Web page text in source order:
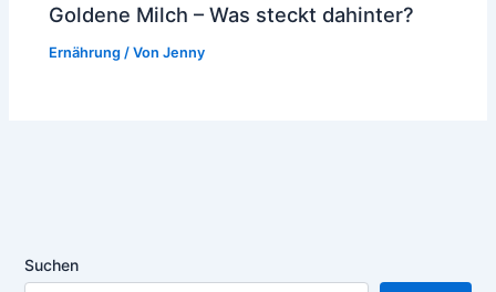
Goldene Milch – Was steckt dahinter?
Ernährung / VonJenny
Suchen